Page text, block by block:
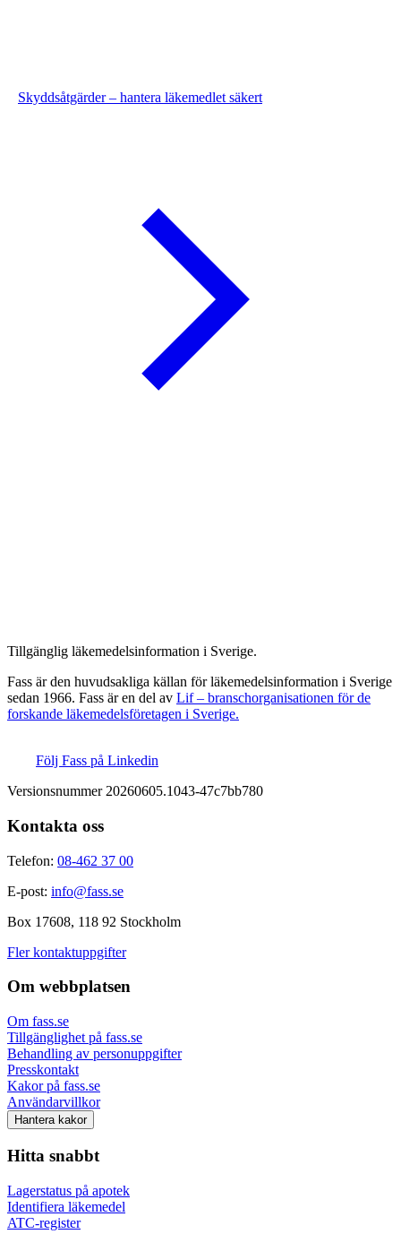
Skyddsåtgärder – hantera läkemedlet säkert
Tillgänglig läkemedelsinformation i Sverige.
Fass är den huvudsakliga källan för läkemedelsinformation i Sverige
sedan 1966. Fass är en del av Lif – branschorganisationen för de
forskande läkemedelsföretagen i Sverige.
Följ Fass på Linkedin
Versionsnummer 20260605.1043-47c7bb780
Kontakta oss
Telefon: 08-462 37 00
E-post: info@fass.se
Box 17608, 118 92 Stockholm
Fler kontaktuppgifter
Om webbplatsen
Om fass.se
Tillgänglighet på fass.se
Behandling av personuppgifter
Presskontakt
Kakor på fass.se
Användarvillkor
Hantera kakor
Hitta snabbt
Lagerstatus på apotek
Identifiera läkemedel
ATC-register